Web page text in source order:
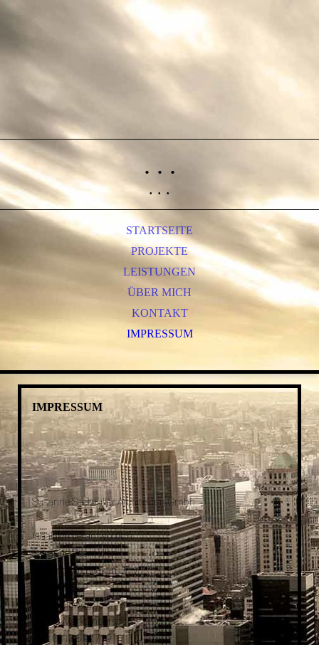
. . .
. . .
STARTSEITE
PROJEKTE
LEISTUNGEN
ÜBER MICH
KONTAKT
IMPRESSUM
IMPRESSUM
Susanne Seemüller Architekten Gmbh
Inhaltlich verantwortlich
Susanne Seemüller
Dipl.-Ing. Architektin Univ.
Botenveitlweg 11
85229 Markt Indersdorf
Fon: 08136-92719